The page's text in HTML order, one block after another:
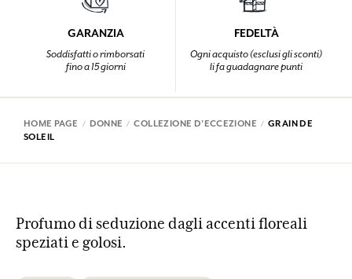
GARANZIA
Soddisfatti o rimborsati
fino a 15 giorni
FEDELTÀ
Ogni acquisto (esclusi gli sconti)
li fa guadagnare punti
HOME PAGE DONNE COLLEZIONE D'ECCEZIONE
GRAIN DE
SOLEIL
Profumo di seduzione dagli accenti floreali
speziati e golosi.